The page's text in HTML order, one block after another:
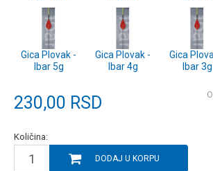
Gica Plovak -
Ibar 5g
Gica Plovak -
Ibar 4g
Gica
Ibar 3g
230,00 RSD
Količina:
DODAJ U KORPU